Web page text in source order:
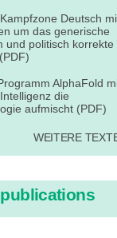
Kampfzone Deutsch
um das generische
und politisch korrekte
AlphaFold
die
aufmischt (PDF)
WEITERE